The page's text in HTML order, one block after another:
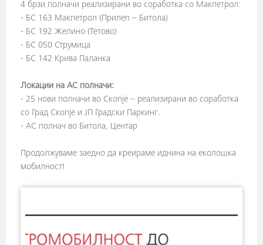
4 брзи полначи реализирани во соработка со Макпетрол:
- БС 163 Макпетрол (Прилеп – Битола)
- БС 192 Желино (Тетово)
- БС 050 Струмица
- БС 142 Крива Паланка
Локации на AC полначи:
- 25 нови полначи во Скопје – реализирани во соработка
со Град Скопје и ЈП Градски Паркинг.
- AC полнач во Битола, Центар
Продолжуваме заедно да креираме иднина на еколошка
мобилност!